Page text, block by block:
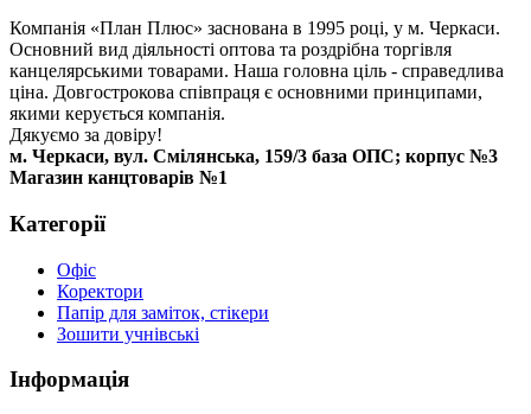
Компанія «План Плюс» заснована в 1995 році, у м. Черкаси.
Основний вид діяльності оптова та роздрібна торгівля
канцелярськими товарами. Наша головна ціль - справедлива
ціна. Довгострокова співпраця є основними принципами,
якими керується компанія.
Дякуємо за довіру!
м. Черкаси, вул. Смілянська, 159/3 база ОПС; корпус №3
Магазин канцтоварів №1
Категорії
Офіс
Коректори
Папір для заміток, стікери
Зошити учнівські
Інформація